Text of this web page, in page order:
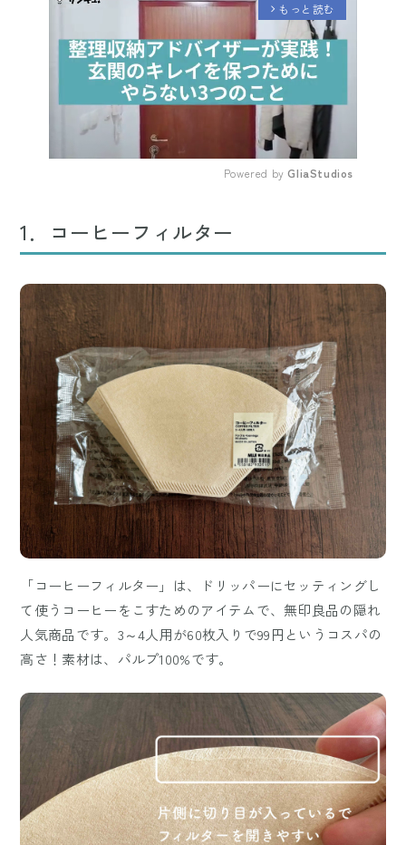
arrow_forward_ios もっと読む
Powered by GliaStudios
1．コーヒーフィルター
「コーヒーフィルター」は、ドリッパーにセッティングし
て使うコーヒーをこすためのアイテムで、無印良品の隠れ
人気商品です。3～4人用が60枚入りで99円というコスパの
高さ！素材は、パルプ100%です。